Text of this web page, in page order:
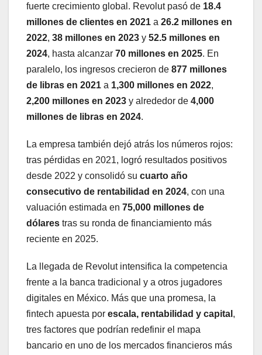
fuerte crecimiento global. Revolut pasó de 18.4
millones de clientes en 2021 a 26.2 millones en
2022, 38 millones en 2023 y 52.5 millones en
2024, hasta alcanzar 70 millones en 2025. En
paralelo, los ingresos crecieron de 877 millones
de libras en 2021 a 1,300 millones en 2022,
2,200 millones en 2023 y alrededor de 4,000
millones de libras en 2024.
La empresa también dejó atrás los números rojos:
tras pérdidas en 2021, logró resultados positivos
desde 2022 y consolidó su cuarto año
consecutivo de rentabilidad en 2024, con una
valuación estimada en 75,000 millones de
dólares tras su ronda de financiamiento más
reciente en 2025.
La llegada de Revolut intensifica la competencia
frente a la banca tradicional y a otros jugadores
digitales en México. Más que una promesa, la
fintech apuesta por escala, rentabilidad y capital ,
tres factores que podrían redefinir el mapa
bancario en uno de los mercados financieros más